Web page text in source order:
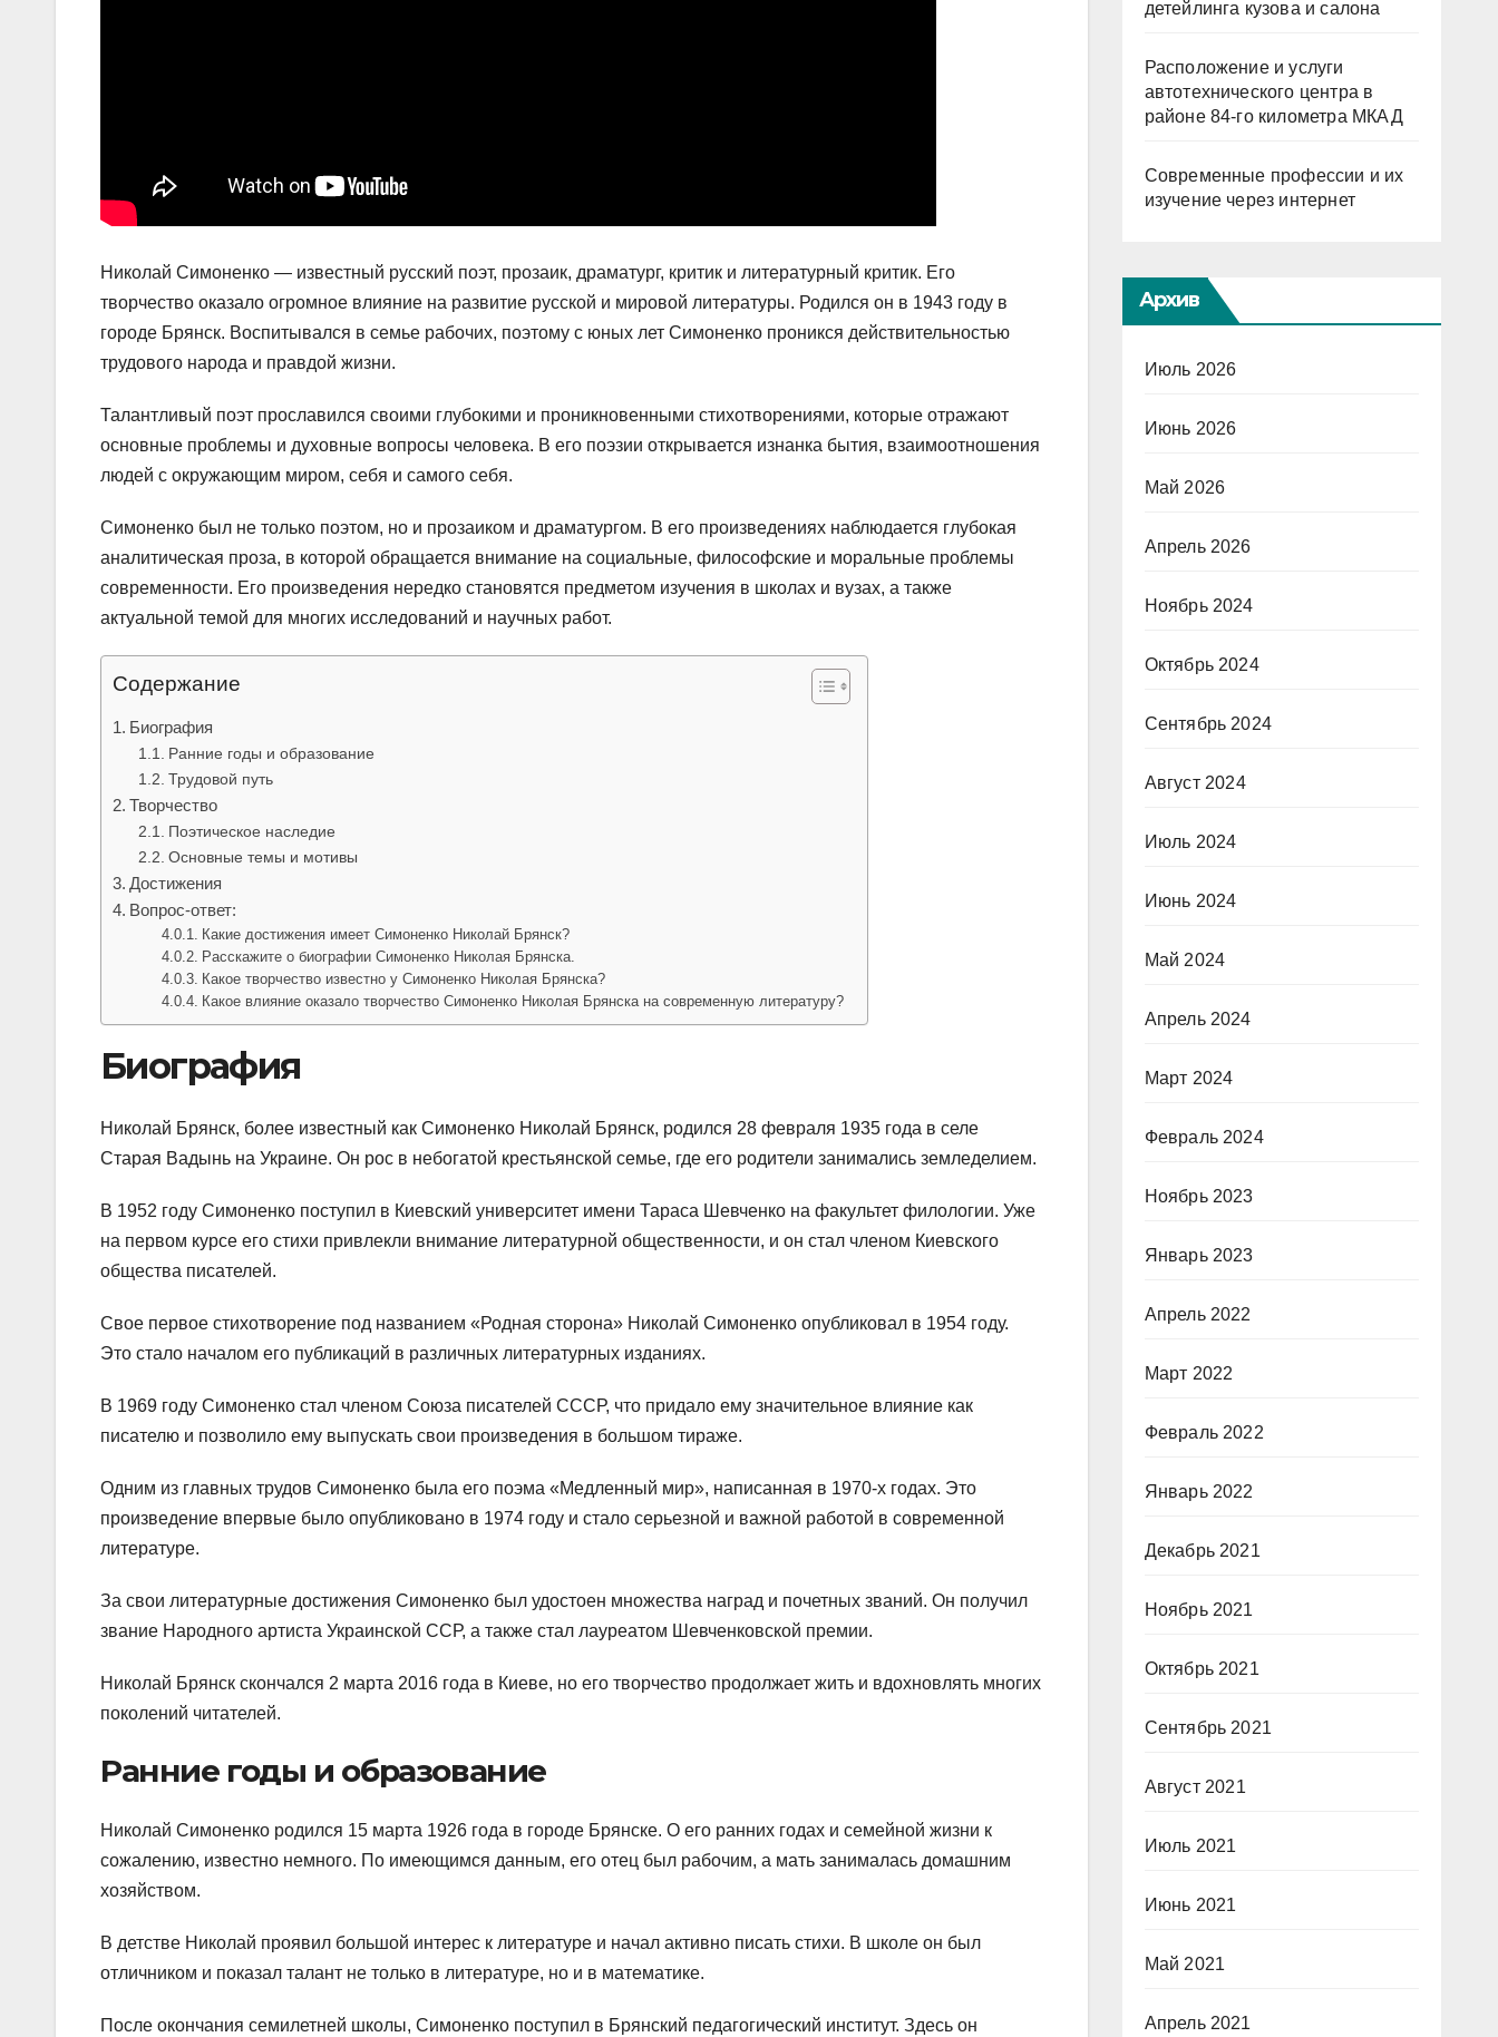
Николай Симоненко — известный русский поэт, прозаик, драматург, критик и литературный критик. Его
творчество оказало огромное влияние на развитие русской и мировой литературы. Родился он в 1943 году в
городе Брянск. Воспитывался в семье рабочих, поэтому с юных лет Симоненко проникся действительностью
трудового народа и правдой жизни.
Талантливый поэт прославился своими глубокими и проникновенными стихотворениями, которые отражают
основные проблемы и духовные вопросы человека. В его поэзии открывается изнанка бытия, взаимоотношения
людей с окружающим миром, себя и самого себя.
Симоненко был не только поэтом, но и прозаиком и драматургом. В его произведениях наблюдается глубокая
аналитическая проза, в которой обращается внимание на социальные, философские и моральные проблемы
современности. Его произведения нередко становятся предметом изучения в школах и вузах, а также
актуальной темой для многих исследований и научных работ.
Содержание
Биография
Ранние годы и образование
Трудовой путь
Творчество
Поэтическое наследие
Основные темы и мотивы
Достижения
Вопрос-ответ:
Какие достижения имеет Симоненко Николай Брянск?
Расскажите о биографии Симоненко Николая Брянска.
Какое творчество известно у Симоненко Николая Брянска?
Какое влияние оказало творчество Симоненко Николая Брянска на современную литературу?
Биография
Николай Брянск, более известный как Симоненко Николай Брянск, родился 28 февраля 1935 года в селе
Старая Вадынь на Украине. Он рос в небогатой крестьянской семье, где его родители занимались земледелием.
В 1952 году Симоненко поступил в Киевский университет имени Тараса Шевченко на факультет филологии. Уже
на первом курсе его стихи привлекли внимание литературной общественности, и он стал членом Киевского
общества писателей.
Свое первое стихотворение под названием «Родная сторона» Николай Симоненко опубликовал в 1954 году.
Это стало началом его публикаций в различных литературных изданиях.
В 1969 году Симоненко стал членом Союза писателей СССР, что придало ему значительное влияние как
писателю и позволило ему выпускать свои произведения в большом тираже.
Одним из главных трудов Симоненко была его поэма «Медленный мир», написанная в 1970-х годах. Это
произведение впервые было опубликовано в 1974 году и стало серьезной и важной работой в современной
литературе.
За свои литературные достижения Симоненко был удостоен множества наград и почетных званий. Он получил
звание Народного артиста Украинской ССР, а также стал лауреатом Шевченковской премии.
Николай Брянск скончался 2 марта 2016 года в Киеве, но его творчество продолжает жить и вдохновлять многих
поколений читателей.
Ранние годы и образование
Николай Симоненко родился 15 марта 1926 года в городе Брянске. О его ранних годах и семейной жизни к
сожалению, известно немного. По имеющимся данным, его отец был рабочим, а мать занималась домашним
хозяйством.
В детстве Николай проявил большой интерес к литературе и начал активно писать стихи. В школе он был
отличником и показал талант не только в литературе, но и в математике.
После окончания семилетней школы, Симоненко поступил в Брянский педагогический институт. Здесь он
детейлинга кузова и салона
Расположение и услуги
автотехнического центра в
районе 84-го километра МКАД
Современные профессии и их
изучение через интернет
Архив
Июль 2026
Июнь 2026
Май 2026
Апрель 2026
Ноябрь 2024
Октябрь 2024
Сентябрь 2024
Август 2024
Июль 2024
Июнь 2024
Май 2024
Апрель 2024
Март 2024
Февраль 2024
Ноябрь 2023
Январь 2023
Апрель 2022
Март 2022
Февраль 2022
Январь 2022
Декабрь 2021
Ноябрь 2021
Октябрь 2021
Сентябрь 2021
Август 2021
Июль 2021
Июнь 2021
Май 2021
Апрель 2021